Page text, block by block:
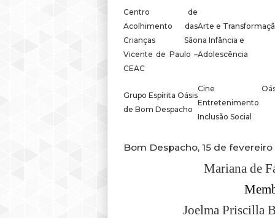
Centro de
Acolhimento das
Crianças São
Vicente de Paulo –
CEAC
Arte e
na Infância e
Adolescência
Grupo Espírita Oásis
de Bom Despacho
Cine
Inclusão Social
Bom Despacho, 15 de fevereiro
Mariana de
Joelma Priscilla